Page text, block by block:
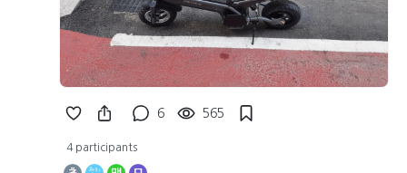
6 565
4 participants